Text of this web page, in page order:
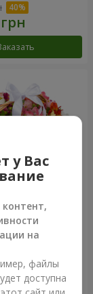
у Вас
на
файлы
доступна